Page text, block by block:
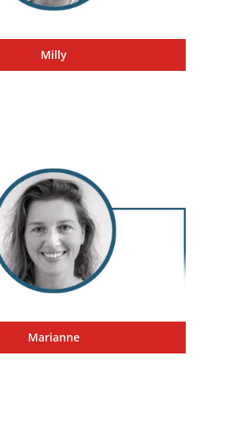
Milly
Marianne